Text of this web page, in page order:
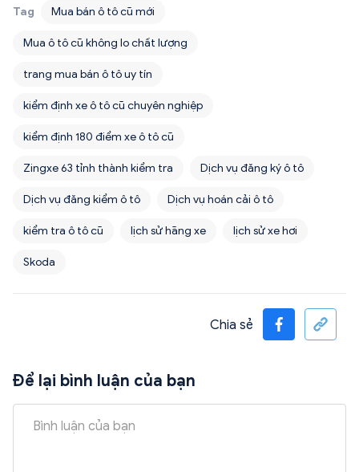
Tag Mua bán ô tô cũ mới
Mua ô tô cũ không lo chất lượng
trang mua bán ô tô uy tín
kiểm định xe ô tô cũ chuyên nghiệp
kiểm định 180 điểm xe ô tô cũ
Zingxe 63 tỉnh thành kiểm tra Dịch vụ đăng ký ô tô
Dịch vụ đăng kiểm ô tô Dịch vụ hoán cải ô tô
kiểm tra ô tô cũ lịch sử hãng xe lịch sử xe hơi
Skoda
Chia sẻ
Để lại bình luận của bạn